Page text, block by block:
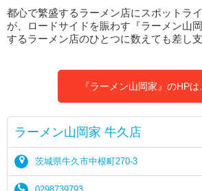
都心で繁盛するラーメン店にスポットラ
が、ロードサイドを賑わす『ラーメン山
するラーメン店のひとつに数えても差し支
『ラーメン山岡家』のHPは
ラーメン山岡家 牛久店
茨城県牛久市中根町270-3